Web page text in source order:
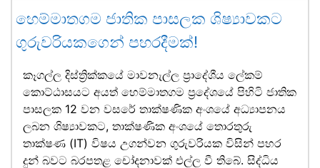
හෙම්මාතගම ජාතික පාසලක ශිෂ්‍යාවකට
ගුරුවරියකගෙන් පහරදීමක්!
කෑගල්ල දිස්ත්‍රික්කයේ මාවනැල්ල ප්‍රාදේශීය ලේකම්
කොට්ඨාසයට අයත් හෙම්මාතගම ප්‍රදේශයේ පිහිටි ජාතික
පාසලක 12 වන වසරේ තාක්ෂණික අංශයේ අධ්‍යාපනය
ලබන ශිෂ්‍යාවකට, තාක්ෂණික අංශයේ තොරතුරු
තාක්ෂණ (IT) විෂය උගන්වන ගුරුවරියක විසින් පහර
දුන් බවට බරපතළ චෝදනාවක් එල්ල වී තිබේ. සිද්ධිය